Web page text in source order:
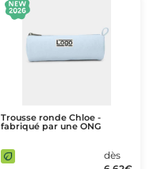
Trousse ronde Chloe -
fabriqué par une ONG
dès